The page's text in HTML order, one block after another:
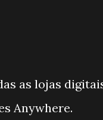
as lojas
Anywhere.